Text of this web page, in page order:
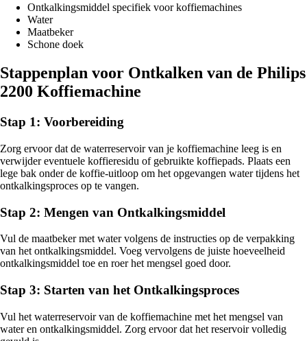
Ontkalkingsmiddel specifiek voor koffiemachines
Water
Maatbeker
Schone doek
Stappenplan voor Ontkalken van de Philips
2200 Koffiemachine
Stap 1: Voorbereiding
Zorg ervoor dat de waterreservoir van je koffiemachine leeg is en
verwijder eventuele koffieresidu of gebruikte koffiepads. Plaats een
lege bak onder de koffie-uitloop om het opgevangen water tijdens het
ontkalkingsproces op te vangen.
Stap 2: Mengen van Ontkalkingsmiddel
Vul de maatbeker met water volgens de instructies op de verpakking
van het ontkalkingsmiddel. Voeg vervolgens de juiste hoeveelheid
ontkalkingsmiddel toe en roer het mengsel goed door.
Stap 3: Starten van het Ontkalkingsproces
Vul het waterreservoir van de koffiemachine met het mengsel van
water en ontkalkingsmiddel. Zorg ervoor dat het reservoir volledig